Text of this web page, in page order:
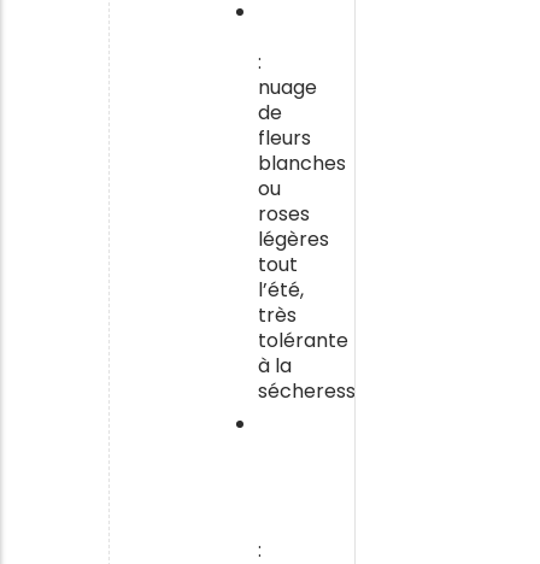
:
nuage
de
fleurs
blanches
ou
roses
légères
tout
l’été,
très
tolérante
à la
sécheresse.
: